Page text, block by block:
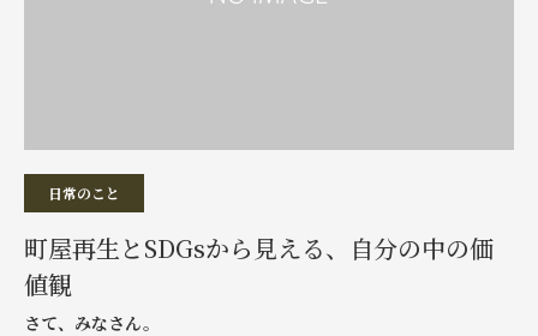
日常のこと
町屋再生とSDGsから見える、自分の中の価
値観
さて、みなさん。